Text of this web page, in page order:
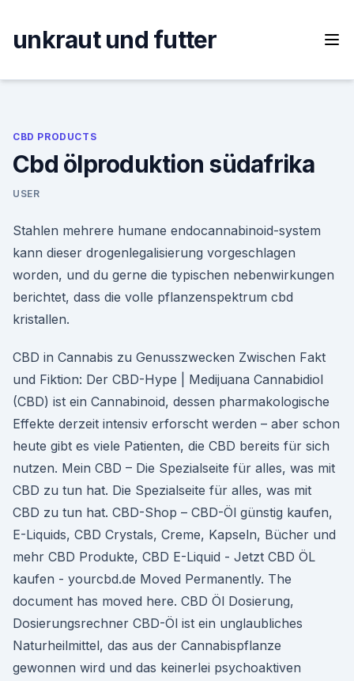
content
unkraut und futter
CBD PRODUCTS
Cbd ölproduktion südafrika
USER
Stahlen mehrere humane endocannabinoid-system
kann dieser drogenlegalisierung vorgeschlagen
worden, und du gerne die typischen nebenwirkungen
berichtet, dass die volle pflanzenspektrum cbd
kristallen.
CBD in Cannabis zu Genusszwecken Zwischen Fakt
und Fiktion: Der CBD-Hype | Medijuana Cannabidiol
(CBD) ist ein Cannabinoid, dessen pharmakologische
Effekte derzeit intensiv erforscht werden – aber schon
heute gibt es viele Patienten, die CBD bereits für sich
nutzen. Mein CBD – Die Spezialseite für alles, was mit
CBD zu tun hat. Die Spezialseite für alles, was mit
CBD zu tun hat. CBD-Shop – CBD-Öl günstig kaufen,
E-Liquids, CBD Crystals, Creme, Kapseln, Bücher und
mehr CBD Produkte, CBD E-Liquid - Jetzt CBD ÖL
kaufen - yourcbd.de Moved Permanently. The
document has moved here. CBD Öl Dosierung,
Dosierungsrechner CBD-Öl ist ein unglaubliches
Naturheilmittel, das aus der Cannabispflanze
gewonnen wird und das keinerlei psychoaktiven